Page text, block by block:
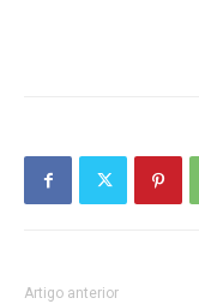
Artigo anterior